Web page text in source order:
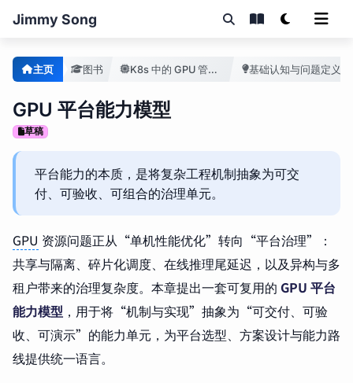
Jimmy Song
主页 图书 K8s 中的 GPU 管理手册 基础认知与问题定义
GPU 平台能力模型
草稿
平台能力的本质，是将复杂工程机制抽象为可交
付、可验收、可组合的治理单元。
GPU 资源问题正从“单机性能优化”转向“平台治理”：
共享与隔离、碎片化调度、在线推理尾延迟，以及异构与多
租户带来的治理复杂度。本章提出一套可复用的 GPU 平台
能力模型 ，用于将“机制与实现”抽象为“可交付、可验
收、可演示”的能力单元，为平台选型、方案设计与能力路
线提供统一语言。